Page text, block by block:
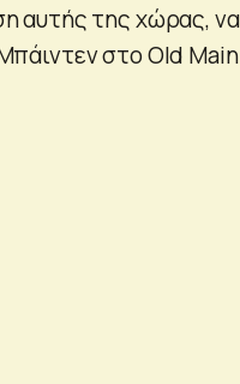
αυτής της χώρας,
στο Old